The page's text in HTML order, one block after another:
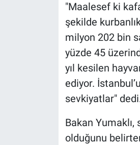
"Maalesef ki
şekilde
milyon 202 bin
yüzde 45
yıl kesilen
ediyor.
sevkiyatlar"
Bakan
olduğunu